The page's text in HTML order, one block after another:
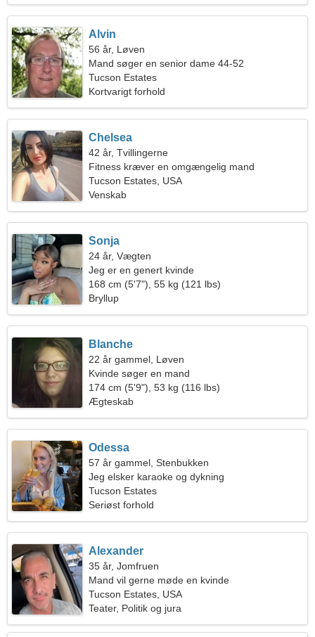
Alvin
56 år, Løven
Mand søger en senior dame 44-52
Tucson Estates
Kortvarigt forhold
Chelsea
42 år, Tvillingerne
Fitness kræver en omgængelig mand
Tucson Estates, USA
Venskab
Sonja
24 år, Vægten
Jeg er en genert kvinde
168 cm (5'7"), 55 kg (121 lbs)
Bryllup
Blanche
22 år gammel, Løven
Kvinde søger en mand
174 cm (5'9"), 53 kg (116 lbs)
Ægteskab
Odessa
57 år gammel, Stenbukken
Jeg elsker karaoke og dykning
Tucson Estates
Seriøst forhold
Alexander
35 år, Jomfruen
Mand vil gerne møde en kvinde
Tucson Estates, USA
Teater, Politik og jura